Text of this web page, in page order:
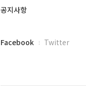
글
공지사항
페
Facebook Twitter